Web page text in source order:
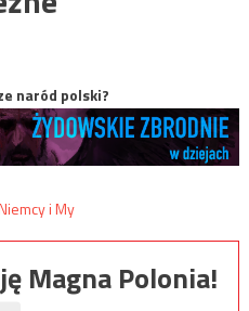
naród polski?
Magna Polonia!